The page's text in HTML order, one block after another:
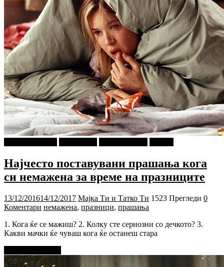
Најчесто поставувани прашања кога
си немажена за време на празниците
13/12/201614/12/2017 Мајка Ти и Татко Ти 1523 Прегледи 0
Коментари немажена, празници, прашања
1. Кога ќе се мажиш? 2. Колку сте сериозни со дечкото? 3.
Какви мачки ќе чуваш кога ќе останеш стара